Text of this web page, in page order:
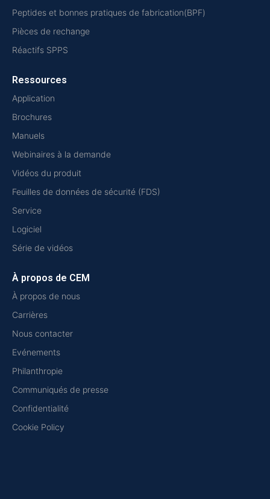
Peptides et bonnes pratiques de fabrication(BPF)
Pièces de rechange
Réactifs SPPS
Ressources
Application
Brochures
Manuels
Webinaires à la demande
Vidéos du produit
Feuilles de données de sécurité (FDS)
Service
Logiciel
Série de vidéos
À propos de CEM
À propos de nous
Carrières
Nous contacter
Evénements
Philanthropie
Communiqués de presse
Confidentialité
Cookie Policy